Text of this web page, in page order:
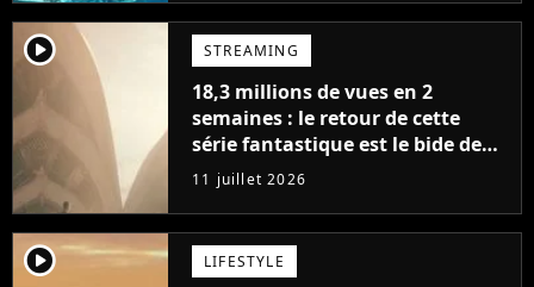
player2 STREAMING
18,3 millions de vues en 2
semaines : le retour de cette
série fantastique est le bide de
l'année sur Netflix
11 juillet 2026
player2 LIFESTYLE